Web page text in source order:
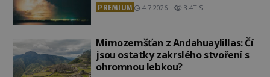
PREMIUM 4.7.2026 3.4TIS
Mimozemšťan z Andahuaylillas: Čí
jsou ostatky zakrslého stvoření s
ohromnou lebkou?